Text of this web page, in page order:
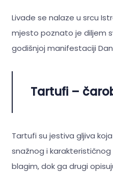
Livade se nalaze u srcu
mjesto poznato je diljem
godišnjoj manifestaciji
Tartufi –
Tartufi su jestiva gljiva
snažnog i
blagim, dok ga drugi